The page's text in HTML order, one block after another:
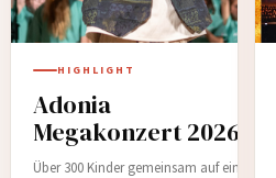
HIGHLIGHT
Adonia
Megakonzert 2026
Über 300 Kinder gemeinsam auf einer